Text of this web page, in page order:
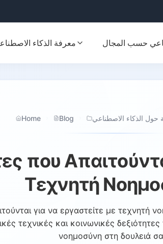
معرفة الذكاء حسب المجال
Home Blog حول الذكاء الاصطناعي
που
Τεχνητή
για να εργαστείτε με τεχνητή
τεχνικές και κοινωνικές
νοημοσύνη στη δουλειά